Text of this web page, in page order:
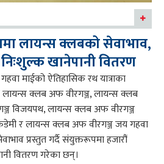
लायन्स क्लबको सेवाभाव,
निःशुल्क खानेपानी वितरण
गहवा माईको ऐतिहासिक रथ यात्राका
क्लब अफ वीरगञ्ज, लायन्स क्लब
विजयपथ, लायन्स क्लब अफ वीरगञ्ज
र लायन्स क्लब अफ वीरगञ्ज जय गहवा
प्रस्तुत गर्दै संयुक्तरूपमा हजारौं
वितरण गरेका छन्।